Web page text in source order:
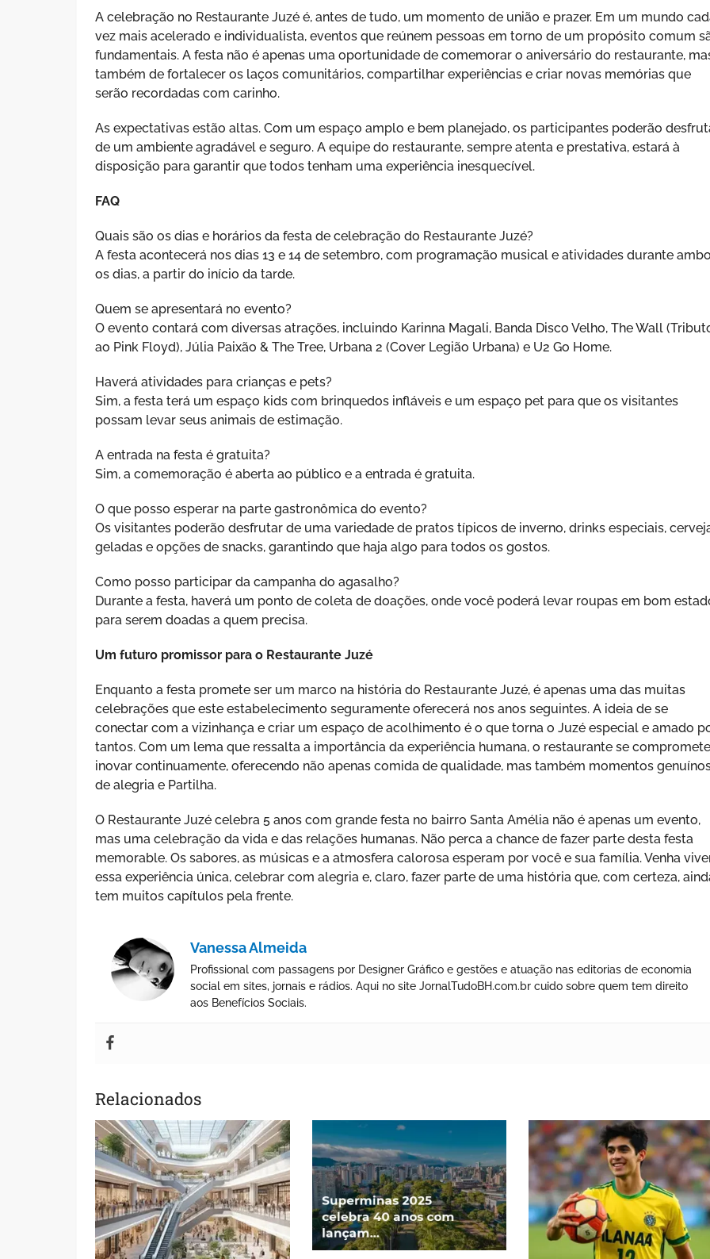
A celebração no Restaurante Juzé é, antes de tudo, um momento de união e prazer. Em um mundo
vez mais acelerado e individualista, eventos que reúnem pessoas em torno de um propósito comum
fundamentais. A festa não é apenas uma oportunidade de comemorar o aniversário do restaurante,
também de fortalecer os laços comunitários, compartilhar experiências e criar novas memórias que
serão recordadas com carinho.
As expectativas estão altas. Com um espaço amplo e bem planejado, os participantes poderão
de um ambiente agradável e seguro. A equipe do restaurante, sempre atenta e prestativa, estará à
disposição para garantir que todos tenham uma experiência inesquecível.
FAQ
Quais são os dias e horários da festa de celebração do Restaurante Juzé?
A festa acontecerá nos dias 13 e 14 de setembro, com programação musical e atividades durante
os dias, a partir do início da tarde.
Quem se apresentará no evento?
O evento contará com diversas atrações, incluindo Karinna Magali, Banda Disco Velho, The Wall
ao Pink Floyd), Júlia Paixão & The Tree, Urbana 2 (Cover Legião Urbana) e U2 Go Home.
Haverá atividades para crianças e pets?
Sim, a festa terá um espaço kids com brinquedos infláveis e um espaço pet para que os visitantes
possam levar seus animais de estimação.
A entrada na festa é gratuita?
Sim, a comemoração é aberta ao público e a entrada é gratuita.
O que posso esperar na parte gastronômica do evento?
Os visitantes poderão desfrutar de uma variedade de pratos típicos de inverno, drinks especiais,
geladas e opções de snacks, garantindo que haja algo para todos os gostos.
Como posso participar da campanha do agasalho?
Durante a festa, haverá um ponto de coleta de doações, onde você poderá levar roupas em bom
para serem doadas a quem precisa.
Um futuro promissor para o Restaurante Juzé
Enquanto a festa promete ser um marco na história do Restaurante Juzé, é apenas uma das muitas
celebrações que este estabelecimento seguramente oferecerá nos anos seguintes. A ideia de se
conectar com a vizinhança e criar um espaço de acolhimento é o que torna o Juzé especial e amado
tantos. Com um lema que ressalta a importância da experiência humana, o restaurante se
inovar continuamente, oferecendo não apenas comida de qualidade, mas também momentos
de alegria e Partilha.
O Restaurante Juzé celebra 5 anos com grande festa no bairro Santa Amélia não é apenas um evento,
mas uma celebração da vida e das relações humanas. Não perca a chance de fazer parte desta festa
memorable. Os sabores, as músicas e a atmosfera calorosa esperam por você e sua família. Venha
essa experiência única, celebrar com alegria e, claro, fazer parte de uma história que, com certeza,
tem muitos capítulos pela frente.
Vanessa Almeida
Profissional com passagens por Designer Gráfico e gestões e atuação nas editorias de economia
social em sites, jornais e rádios. Aqui no site JornalTudoBH.com.br cuido sobre quem tem direito
aos Benefícios Sociais.
Relacionados